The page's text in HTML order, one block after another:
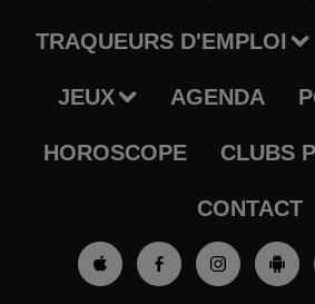
TRAQUEURS D'EMPLOI
JEUX AGENDA
HOROSCOPE CLUBS
CONTACT